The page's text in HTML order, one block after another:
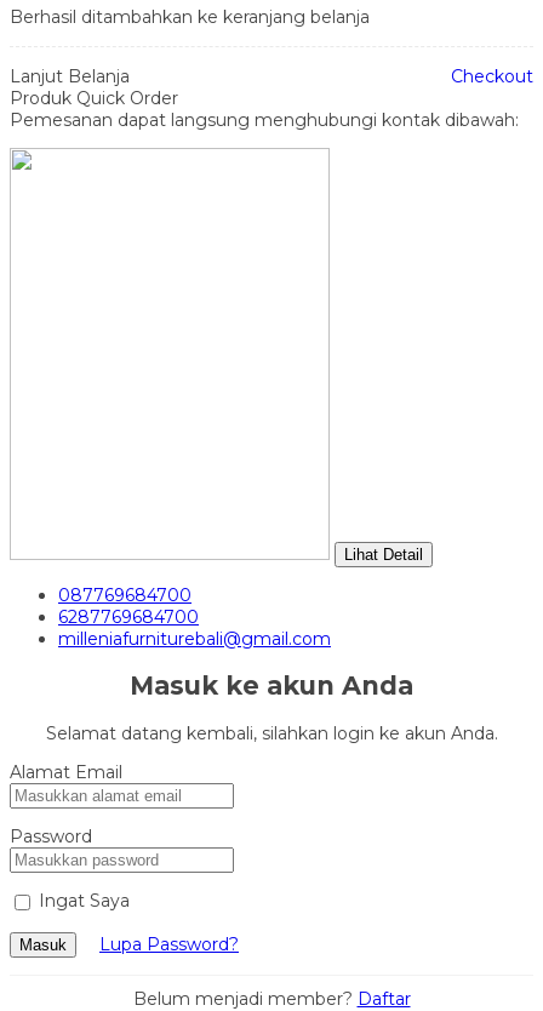
Berhasil ditambahkan ke keranjang belanja
Lanjut Belanja
Checkout
Produk Quick Order
Pemesanan dapat langsung menghubungi kontak dibawah:
Lihat Detail
087769684700
6287769684700
milleniafurniturebali@gmail.com
Masuk ke akun Anda
Selamat datang kembali, silahkan login ke akun Anda.
Alamat Email
Password
Ingat Saya
Masuk Lupa Password?
Belum menjadi member? Daftar